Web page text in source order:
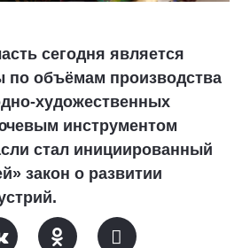
сегодня является
по объёмам производства
художественных
инструментом
стал инициированный
закон о развитии